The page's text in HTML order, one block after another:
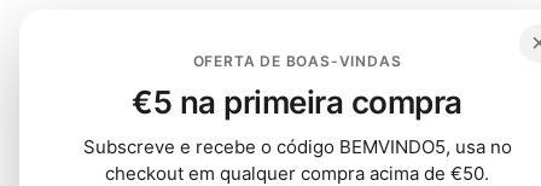
OFERTA DE BOAS-VINDAS
€5 na primeira compra
Subscreve e recebe o código BEMVINDO5, usa no
checkout em qualquer compra acima de €50.